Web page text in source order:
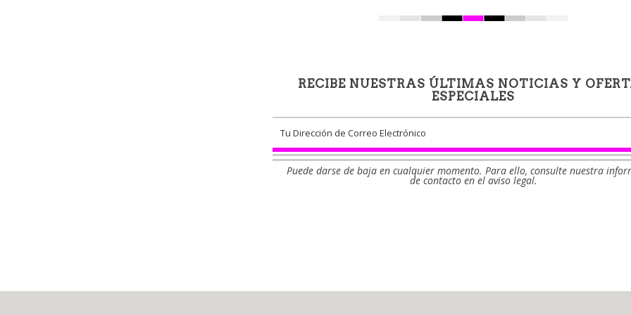
RECIBE NUESTRAS ÚLTIMAS NOTICIAS Y
ESPECIALES
Puede darse de baja en cualquier momento. Para ello, consulte nuestra
de contacto en el aviso legal.